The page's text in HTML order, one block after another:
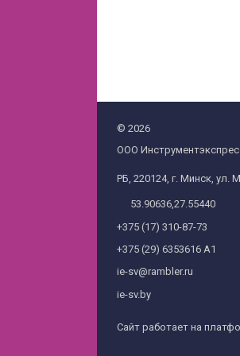
© 2026
ООО
РБ, 220124, г. Минск, ул.
53.90636,27.55440
+375 (17) 310-87-73
+375 (29) 6353616 А1
ie-sv@rambler.ru
ie-sv.by
Сайт работает на